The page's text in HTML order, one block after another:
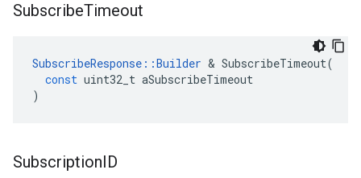
SubscribeTimeout
SubscribeResponse ::Builder & SubscribeTimeout(
const uint32_t aSubscribeTimeout
)
SubscriptionID